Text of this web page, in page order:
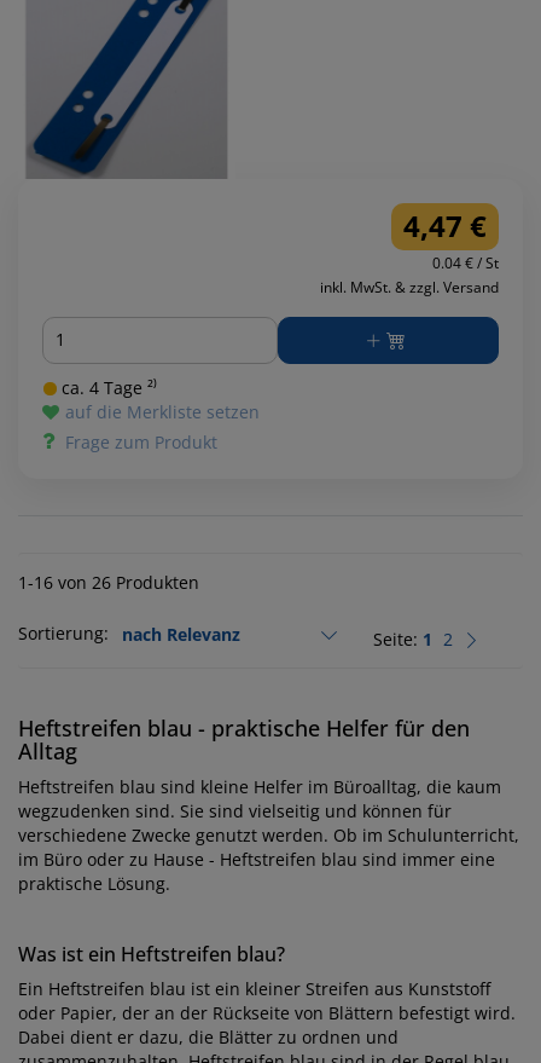
4,47 €
0.04 € / St
inkl. MwSt. & zzgl. Versand
Menge
ca. 4 Tage ²⁾
auf die Merkliste setzen
Frage zum Produkt
1-16 von 26 Produkten
Sortierung: Seite: 1 2
Heftstreifen blau - praktische Helfer für den
Alltag
Heftstreifen blau sind kleine Helfer im Büroalltag, die kaum
wegzudenken sind. Sie sind vielseitig und können für
verschiedene Zwecke genutzt werden. Ob im Schulunterricht,
im Büro oder zu Hause - Heftstreifen blau sind immer eine
praktische Lösung.
Was ist ein Heftstreifen blau?
Ein Heftstreifen blau ist ein kleiner Streifen aus Kunststoff
oder Papier, der an der Rückseite von Blättern befestigt wird.
Dabei dient er dazu, die Blätter zu ordnen und